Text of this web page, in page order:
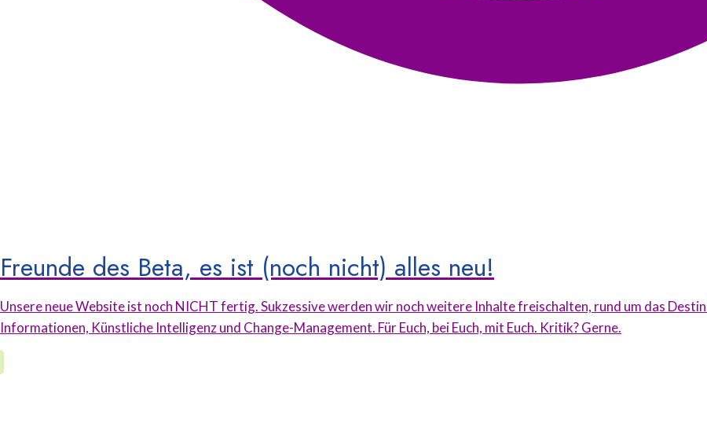
Freunde des Beta, es ist (noch nicht) alles neu!
Unsere neue Website ist noch NICHT fertig. Sukzessive werden wir noch weitere Inhalte freischalten, rund um das
Informationen, Künstliche Intelligenz und Change-Management. Für Euch, bei Euch, mit Euch. Kritik? Gerne.